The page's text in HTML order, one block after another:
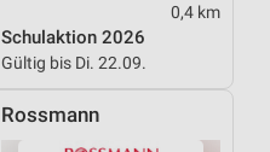
0,4 km
Schulaktion 2026
Gültig bis Di. 22.09.
Rossmann